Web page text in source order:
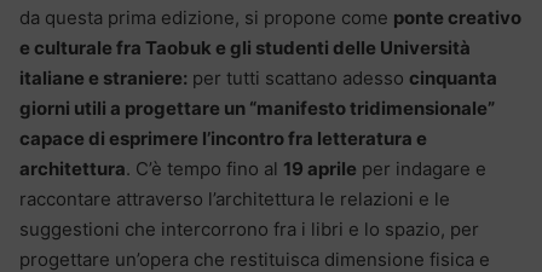
da questa prima edizione, si propone come ponte creativo
e culturale fra Taobuk e gli studenti delle Università
italiane e straniere: per tutti scattano adesso cinquanta
giorni utili a progettare un “manifesto tridimensionale”
capace di esprimere l’incontro fra letteratura e
architettura. C’è tempo fino al 19 aprile per indagare e
raccontare attraverso l’architettura le relazioni e le
suggestioni che intercorrono fra i libri e lo spazio, per
progettare un’opera che restituisca dimensione fisica e